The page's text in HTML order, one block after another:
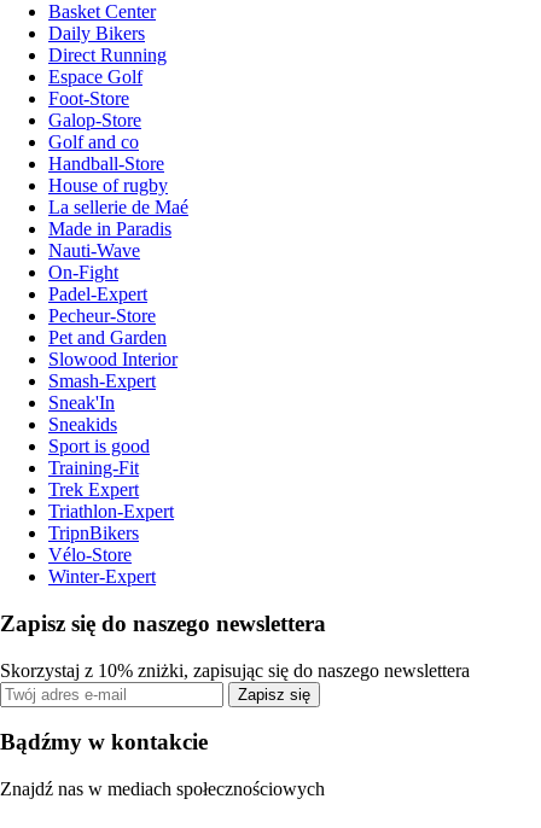
Basket Center
Daily Bikers
Direct Running
Espace Golf
Foot-Store
Galop-Store
Golf and co
Handball-Store
House of rugby
La sellerie de Maé
Made in Paradis
Nauti-Wave
On-Fight
Padel-Expert
Pecheur-Store
Pet and Garden
Slowood Interior
Smash-Expert
Sneak'In
Sneakids
Sport is good
Training-Fit
Trek Expert
Triathlon-Expert
TripnBikers
Vélo-Store
Winter-Expert
Zapisz się do naszego newslettera
Skorzystaj z 10% zniżki, zapisując się do naszego newslettera
Zapisz się
Bądźmy w kontakcie
Znajdź nas w mediach społecznościowych